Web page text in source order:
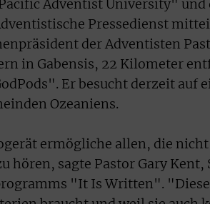
Adventist University" und
Pressedienst
der Adventisten
in Gabensis, 22 Kilometer
Er besucht derzeit auf
Ozeaniens.
ermögliche allen, die
hören, sagte Pastor Gary
"It Is Written".